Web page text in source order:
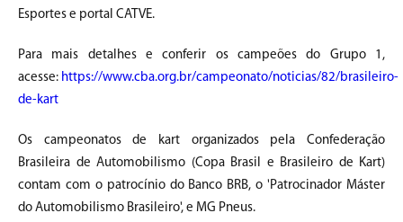
Esportes e portal CATVE.
Para mais detalhes e conferir os campeões do Grupo 1,
acesse: https://www.cba.org.br/campeonato/noticias/82/brasileiro-
de-kart
Os campeonatos de kart organizados pela Confederação
Brasileira de Automobilismo (Copa Brasil e Brasileiro de Kart)
contam com o patrocínio do Banco BRB, o 'Patrocinador Máster
do Automobilismo Brasileiro', e MG Pneus.